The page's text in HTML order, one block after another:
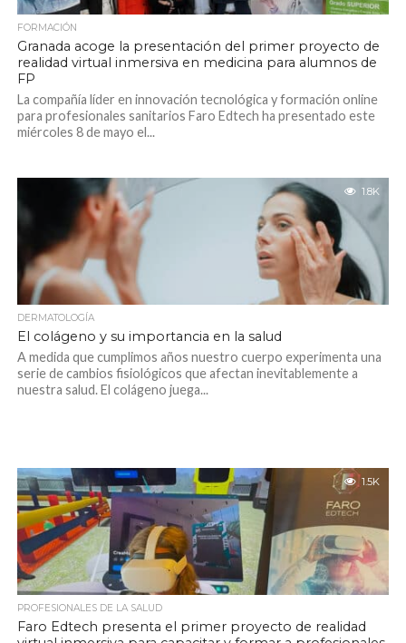
FORMACIÓN
Granada acoge la presentación del primer proyecto de
realidad virtual inmersiva en medicina para alumnos de
FP
La compañía líder en innovación tecnológica y formación online
para profesionales sanitarios Faro Edtech ha presentado este
miércoles 8 de mayo el...
1.8K
DERMATOLOGÍA
El colágeno y su importancia en la salud
A medida que cumplimos años nuestro cuerpo experimenta una
serie de cambios fisiológicos que afectan inevitablemente a
nuestra salud. El colágeno juega...
1.5K
PROFESIONALES DE LA SALUD
Faro Edtech presenta el primer proyecto de realidad